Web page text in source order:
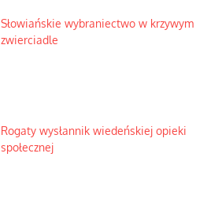
Słowiańskie wybraniectwo w krzywym
zwierciadle
Rogaty wysłannik wiedeńskiej opieki
społecznej